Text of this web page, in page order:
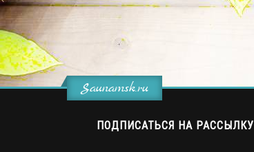
Saunamsk.ru
ПОДПИСАТЬСЯ НА РАССЫЛКУ